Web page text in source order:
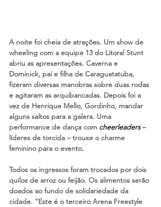
A noite foi cheia de atrações. Um show de
wheeling com a equipe 13 do Litoral Stunt
abriu as apresentações. Caverna e
Dominick, pai e filha de Caraguatatuba,
fizeram diversas manobras sobre duas rodas
e agitaram as arquibancadas. Depois foi a
vez de Henrique Mello, Gordinho, mandar
alguns saltos para a galera. Uma
performance de dança com cheerleaders –
líderes de torcida – trouxe o charme
feminino para o evento.
Todos os ingressos foram trocados por dois
quilos de arroz ou feijão. Os alimentos serão
doados ao fundo de solidariedade da
cidade. “Este é o terceiro Arena Freestyle